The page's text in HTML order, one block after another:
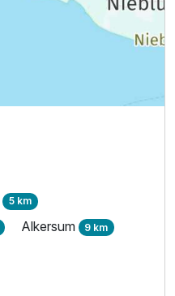
5 km
Alkersum 9 km